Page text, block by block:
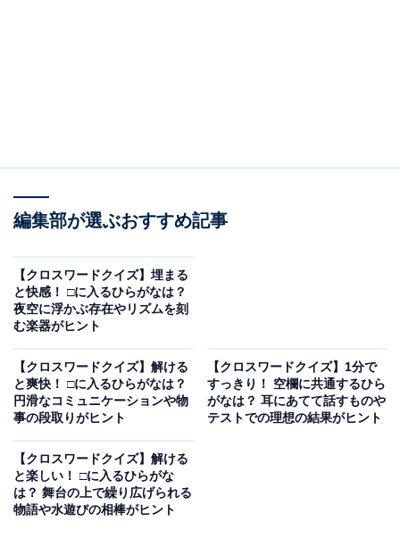
次ページ 正解を見る
編集部が選ぶおすすめ記事
【クロスワードクイズ】埋まる
と快感！ □に入るひらがなは？
夜空に浮かぶ存在やリズムを刻
む楽器がヒント
【クロスワードクイズ】解ける
と爽快！ □に入るひらがなは？
円滑なコミュニケーションや物
事の段取りがヒント
【クロスワードクイズ】1分で
すっきり！ 空欄に共通するひら
がなは？ 耳にあてて話すものや
テストでの理想の結果がヒント
【クロスワードクイズ】解ける
と楽しい！ □に入るひらがな
は？ 舞台の上で繰り広げられる
物語や水遊びの相棒がヒント